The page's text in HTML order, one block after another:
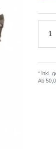
* inkl.
Ab